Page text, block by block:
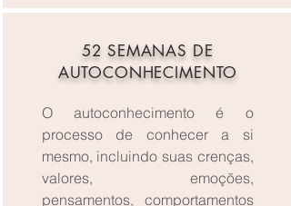
52 SEMANAS DE
AUTOCONHECIMENTO
O autoconhecimento é o
processo de conhecer a si
mesmo, incluindo suas crenças,
valores, emoções,
pensamentos, comportamentos